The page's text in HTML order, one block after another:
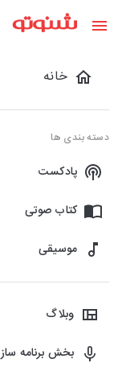
خانه
دسته بندی ها
پادکست
کتاب صوتی
موسیقی
وبلاگ
بخش برنامه ساز